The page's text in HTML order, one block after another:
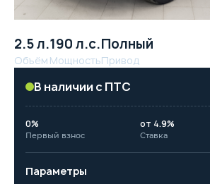
2.5 л.
Объём
190 л.с.
Мощность
Полный
Привод
В наличии с ПТС
0%
Первый взнос
от 4.9%
Ставка
Параметры